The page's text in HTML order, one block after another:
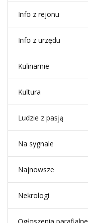
Info z rejonu
Info z urzędu
Kulinarnie
Kultura
Ludzie z pasją
Na sygnale
Najnowsze
Nekrologi
Ogłoszenia parafialne